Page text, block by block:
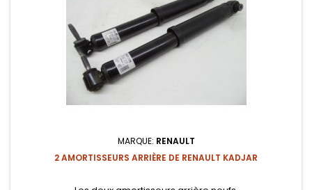
MARQUE: RENAULT
2 AMORTISSEURS ARRIÈRE DE RENAULT KADJAR